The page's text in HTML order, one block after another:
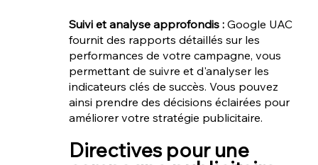
Suivi et analyse approfondis : Google UAC
fournit des rapports détaillés sur les
performances de votre campagne, vous
permettant de suivre et d'analyser les
indicateurs clés de succès. Vous pouvez
ainsi prendre des décisions éclairées pour
améliorer votre stratégie publicitaire.
Directives pour une